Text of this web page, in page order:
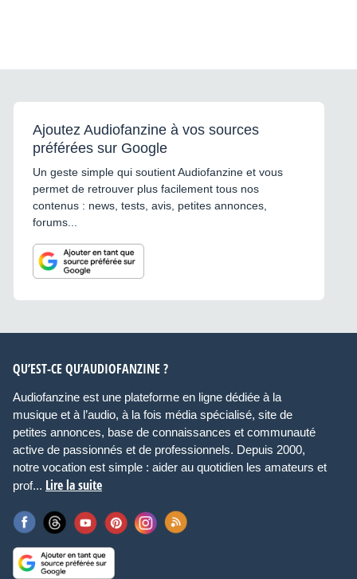
Ajoutez Audiofanzine à vos sources
préférées sur Google
Un geste simple qui soutient Audiofanzine et vous
permet de retrouver plus facilement tous nos
contenus : news, tests, avis, petites annonces,
forums...
QU’EST-CE QU’AUDIOFANZINE ?
Audiofanzine est une plateforme en ligne dédiée à la
musique et à l’audio, à la fois média spécialisé, site de
petites annonces, base de connaissances et communauté
active de passionnés et de professionnels. Depuis 2000,
notre vocation est simple : aider au quotidien les amateurs et
prof... Lire la suite